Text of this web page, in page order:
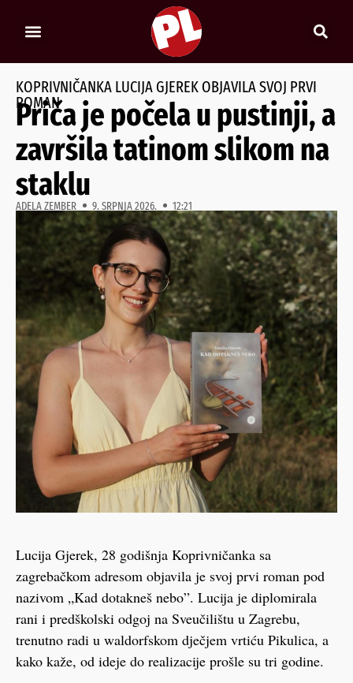
KOPRIVNIČANKA LUCIJA GJEREK OBJAVILA SVOJ PRVI
ROMAN
Priča je počela u pustinji, a
završila tatinom slikom na
staklu
ADELA ZEMBER 9. SRPNJA 2026. 12:21
Lucija Gjerek, 28 godišnja Koprivničanka sa
zagrebačkom adresom objavila je svoj prvi roman pod
nazivom „Kad dotakneš nebo”. Lucija je diplomirala
rani i predškolski odgoj na Sveučilištu u Zagrebu,
trenutno radi u waldorfskom dječjem vrtiću Pikulica, a
kako kaže, od ideje do realizacije prošle su tri godine.